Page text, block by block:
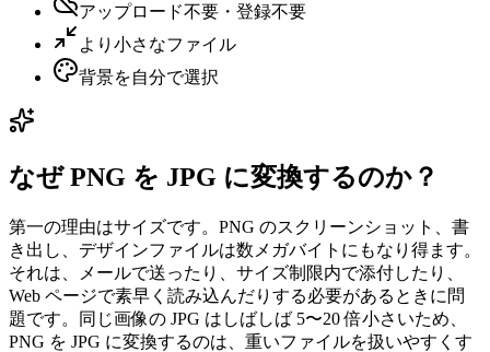
アップロード不要・登録不要
より小さなファイル
背景を自分で選択
なぜ PNG を JPG に変換するのか？
第一の理由はサイズです。PNG のスクリーンショット、書
き出し、デザインファイルは数メガバイトにもなり得ます。
それは、メールで送ったり、サイズ制限内で添付したり、
Web ページで素早く読み込んだりする必要があるときに問
題です。同じ画像の JPG はしばしば 5〜20 倍小さいため、
PNG を JPG に変換するのは、重いファイルを扱いやすくす